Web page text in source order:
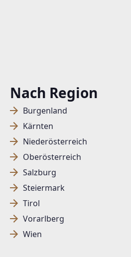
Nach Region
Burgenland
Kärnten
Niederösterreich
Oberösterreich
Salzburg
Steiermark
Tirol
Vorarlberg
Wien
SUCHAGENT ANLEGEN
AKTUELLEN
Dieser Filter wird viele Treffer
Sie weitere Filter!